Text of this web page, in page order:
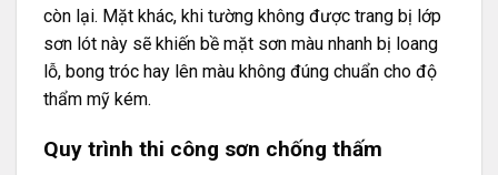
còn lại. Mặt khác, khi tường không được trang bị lớp
sơn lót này sẽ khiến bề mặt sơn màu nhanh bị loang
lỗ, bong tróc hay lên màu không đúng chuẩn cho độ
thẩm mỹ kém.
Quy trình thi công sơn chống thấm